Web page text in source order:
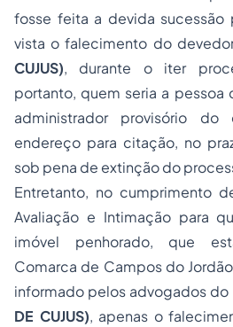
fosse feita a devida sucessão
vista o falecimento do
CUJUS), durante o iter
portanto, quem seria a pessoa
administrador provisório
endereço para citação, no
sob pena de extinção do
Entretanto, no cumprimento
Avaliação e Intimação para
imóvel penhorado, que
Comarca de Campos do
informado pelos advogados do
DE CUJUS), apenas o